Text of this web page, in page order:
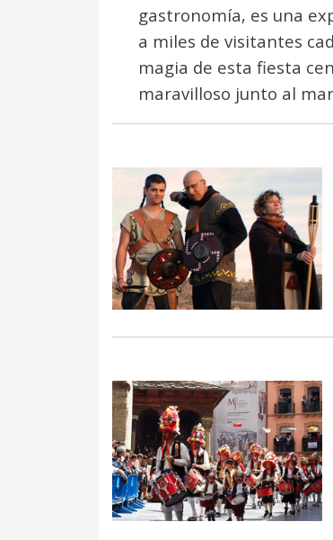
gastronomía, es una
a miles de visitantes
magia de esta fiesta
maravilloso junto al